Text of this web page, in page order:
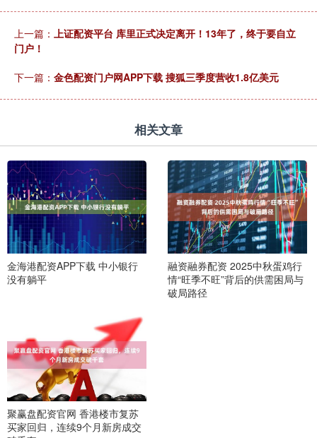
上一篇： 上证配资平台 库里正式决定离开！13年了，终于要自立
门户！
下一篇： 金色配资门户网APP下载 搜狐三季度营收1.8亿美元
相关文章
金海港配资APP下载 中小银行
没有躺平
融资融券配资 2025中秋蛋鸡行
情“旺季不旺”背后的供需困局与
破局路径
聚赢盘配资官网 香港楼市复苏
买家回归，连续9个月新房成交